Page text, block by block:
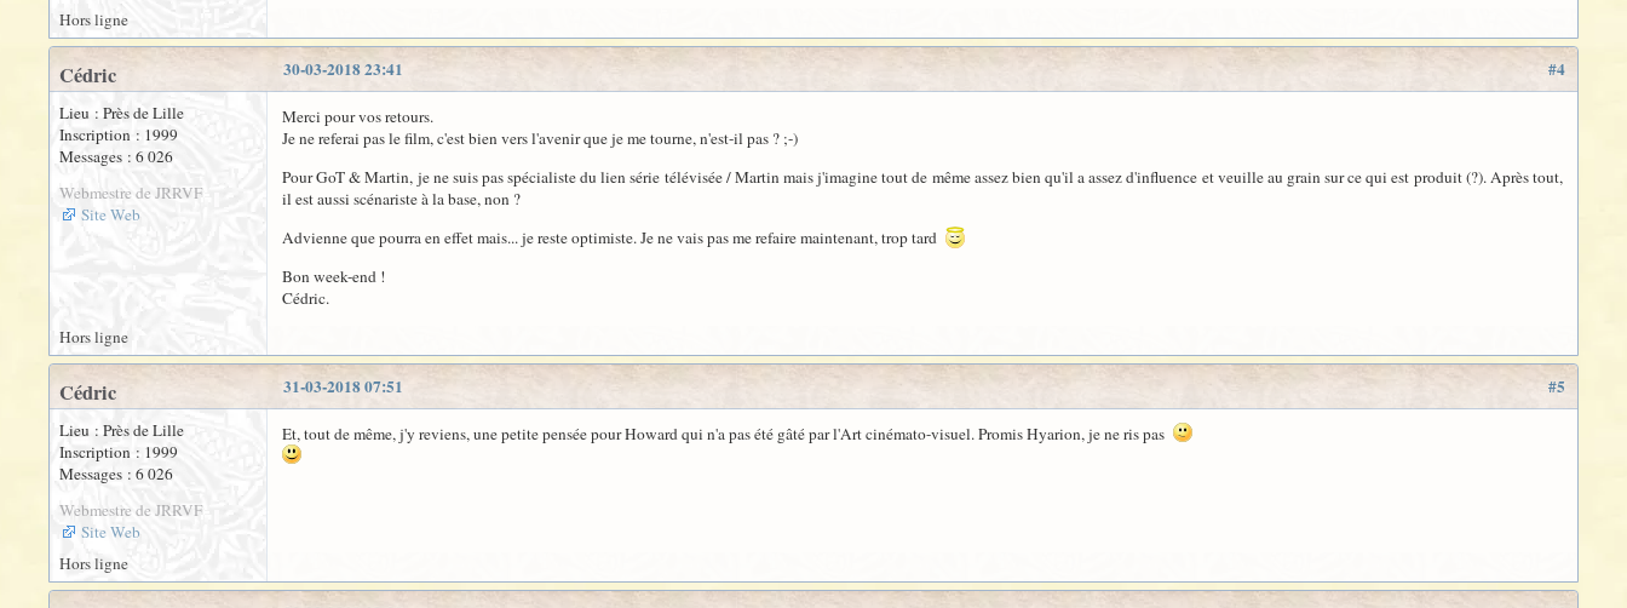
Hors ligne
#4
30-03-2018 23:41
Cédric
Lieu : Près de Lille
Inscription : 1999
Messages : 6 026
Webmestre de JRRVF
Site Web
Merci pour vos retours.
Je ne referai pas le film, c'est bien vers l'avenir que je me tourne, n'est-il pas ? ;-)
Pour GoT & Martin, je ne suis pas spécialiste du lien série télévisée / Martin mais j'imagine tout de même assez bien qu'il a assez d'influence et veuille au grain sur ce qui est produit (?). Après tout,
il est aussi scénariste à la base, non ?
Advienne que pourra en effet mais... je reste optimiste. Je ne vais pas me refaire maintenant, trop tard
Bon week-end !
Cédric.
Hors ligne
#5
31-03-2018 07:51
Cédric
Lieu : Près de Lille
Inscription : 1999
Messages : 6 026
Webmestre de JRRVF
Site Web
Et, tout de même, j'y reviens, une petite pensée pour Howard qui n'a pas été gâté par l'Art cinémato-visuel. Promis Hyarion, je ne ris pas
Hors ligne